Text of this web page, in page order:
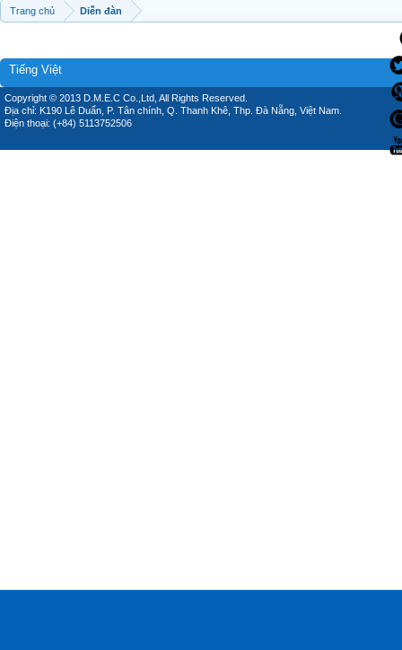
Trang chủ Diễn đàn
Tiếng Việt
Copyright © 2013 D.M.E.C Co.,Ltd, All Rights Reserved.
Địa chỉ: K190 Lê Duẩn, P. Tân chính, Q. Thanh Khê, Thp. Đà Nẵng, Việt Nam.
Điện thoại: (+84) 5113752506